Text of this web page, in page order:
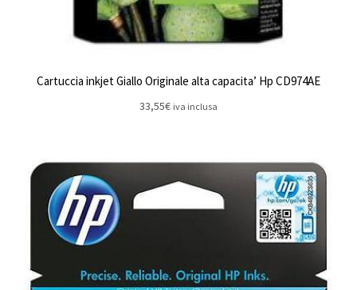
Cartuccia inkjet Giallo Originale alta capacita’ Hp CD974AE
33,55€ iva inclusa